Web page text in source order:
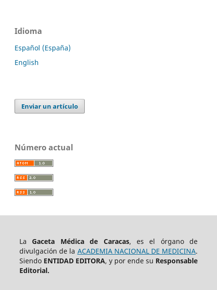
Idioma
Español (España)
English
Enviar un artículo
Número actual
LaGaceta Médica de Caracas, es el órgano de
divulgación de la ACADEMIA NACIONAL DE MEDICINA.
Siendo ENTIDAD EDITORA, y por ende su Responsable
Editorial.